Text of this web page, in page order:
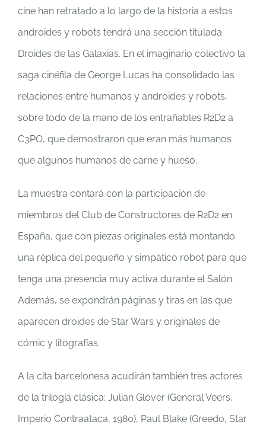
cine han retratado a lo largo de la historia a estos
androides y robots tendrá una sección titulada
Droides de las Galaxias. En el imaginario colectivo la
saga cinéfila de George Lucas ha consolidado las
relaciones entre humanos y androides y robots,
sobre todo de la mano de los entrañables R2D2 a
C3PO, que demostraron que eran más humanos
que algunos humanos de carne y hueso.
La muestra contará con la participación de
miembros del Club de Constructores de R2D2 en
España, que con piezas originales está montando
una réplica del pequeño y simpático robot para que
tenga una presencia muy activa durante el Salón.
Además, se expondrán páginas y tiras en las que
aparecen droides de Star Wars y originales de
cómic y litografías.
A la cita barcelonesa acudirán también tres actores
de la trilogía clásica: Julian Glover (General Veers,
Imperio Contraataca, 1980), Paul Blake (Greedo, Star